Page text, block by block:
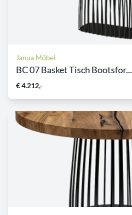
Janua Möbel
BC 07 Basket Tisch Bootsfor...
€ 4.212,-